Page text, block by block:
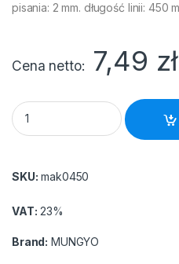
pisania: 2 mm. długość linii: 450
Cena netto 7,49 zł
Marker olejowy MUNGYO biały
SKU: mak0450
VAT: 23%
Brand: MUNGYO